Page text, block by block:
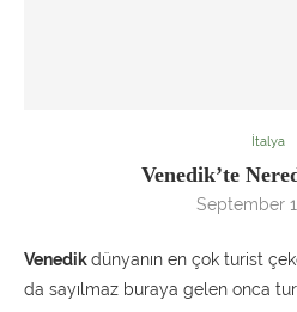
İtalya
Venedik’te
September
Venedikdünyanın en çok turist
da sayılmaz buraya gelen onca